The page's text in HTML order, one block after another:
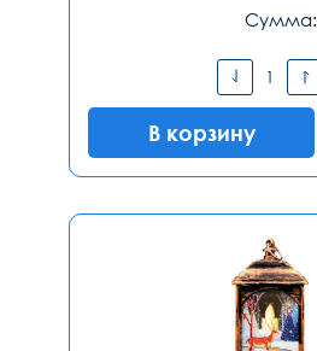
Сумма:
В корзину